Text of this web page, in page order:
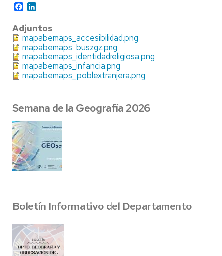
Facebook
Adjuntos
mapabemaps_accesibilidad.png
mapabemaps_buszgz.png
mapabemaps_identidadreligiosa.png
mapabemaps_infancia.png
mapabemaps_poblextranjera.png
Semana de la Geografía 2026
Boletín Informativo del Departamento